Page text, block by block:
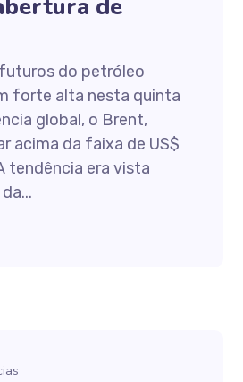
de
do petróleo
forte alta nesta quinta
global, o Brent,
acima da faixa de US$
tendência era vista